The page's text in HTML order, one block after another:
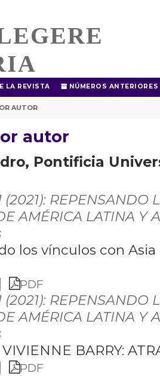
LA REVISTA NÚMEROS ANTERIORES
AUTOR
autor
Pontificia
(2021): REPENSANDO
AMÉRICA LATINA Y
los vínculos con
| PDF
(2021): REPENSANDO
AMÉRICA LATINA Y
VIVIENNE BARRY:
| PDF